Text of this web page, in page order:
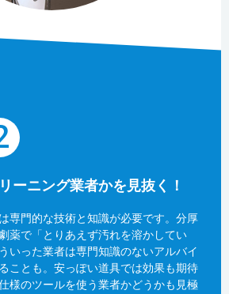
ーニング業者かを見抜く！
専門的な技術と知識が必要です。分厚
薬で「とりあえず汚れを溶かしてい
いった業者は専門知識のないアルバイ
ことも。安っぽい道具では効果も期待
様のツールを使う業者かどうかも見極